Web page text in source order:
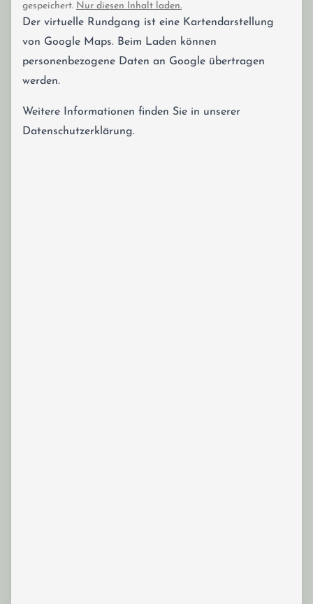
gespeichert. Nur diesen Inhalt laden.
Der virtuelle Rundgang ist eine Kartendarstellung
von Google Maps. Beim Laden können
personenbezogene Daten an Google übertragen
werden.
Weitere Informationen finden Sie in unserer
Datenschutzerklärung.